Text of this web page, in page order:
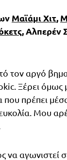
Μαϊάμι Χιτ,
, Αλπερέν
τον αργό
Ξέρει όμως
πρέπει
Μου
αγωνιστεί